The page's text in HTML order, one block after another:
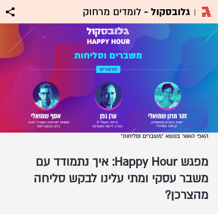
גלובסקול - לומדים מרחוק
האפי האוור בנושא "משברים וסליחות"
מפגש Happy Hour: איך נתמודד עם
משבר עסקי ומתי עלינו לבקש סליחה
מהצרכן?